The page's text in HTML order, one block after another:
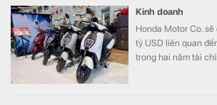
Kinh doanh
Honda Motor Co.
tỷ USD liên quan
trong hai năm tài